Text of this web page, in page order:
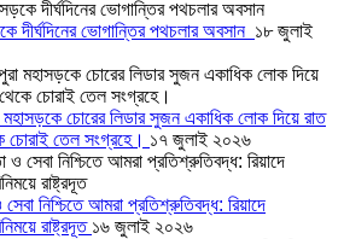
দীর্ঘদিনের ভোগান্তির পথচলার অবসান ১৮ জুলাই
মহাসড়কে চোরের লিডার সুজন একাধিক লোক দিয়ে রাত
চোরাই তেল সংগ্রহে। ১৭ জুলাই ২০২৬
সেবা নিশ্চিতে আমরা প্রতিশ্রুতিবদ্ধ: রিয়াদে
রাষ্ট্রদূত ১৬ জুলাই ২০২৬